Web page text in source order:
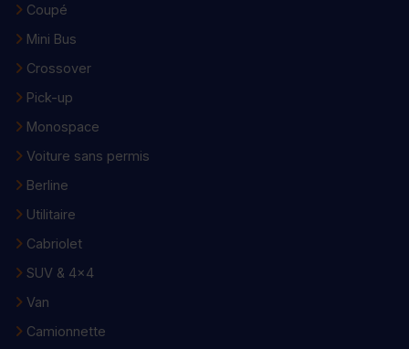
Coupé
Mini Bus
Crossover
Pick-up
Monospace
Voiture sans permis
Berline
Utilitaire
Cabriolet
SUV & 4x4
Van
Camionnette